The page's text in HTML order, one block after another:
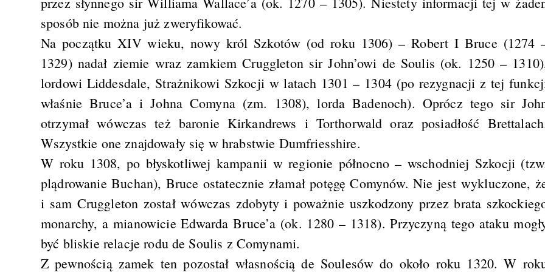
sposób nie można już zweryfikować.
Na początku XIV wieku, nowy król Szkotów (od roku 1306) – Robert I Bruce (1274
1329) nadał ziemie wraz zamkiem Cruggleton sir John’owi de Soulis (ok. 1250 –
lordowi Liddesdale, Strażnikowi Szkocji w latach 1301 – 1304 (po rezygnacji z tej
właśnie Bruce’a i Johna Comyna (zm. 1308), lorda Badenoch). Oprócz tego sir
otrzymał wówczas też baronie Kirkandrews i Torthorwald oraz posiadłość
Wszystkie one znajdowały się w hrabstwie Dumfriesshire.
W roku 1308, po błyskotliwej kampanii w regionie północno – wschodniej Szkocji
plądrowanie Buchan), Bruce ostatecznie złamał potęgę Comynów. Nie jest wykluczone,
i sam Cruggleton został wówczas zdobyty i poważnie uszkodzony przez brata
monarchy, a mianowicie Edwarda Bruce’a (ok. 1280 – 1318). Przyczyną tego ataku
być bliskie relacje rodu de Soulis z Comynami.
Z pewnością zamek ten pozostał własnością de Soulesów do około roku 1320. W